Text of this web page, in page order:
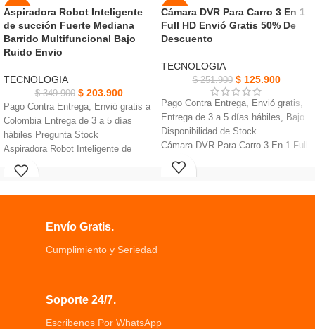
unisex
El producto sirve como reloj con
diferentes tonos de alarma para
elegir, función de altavoz
luces coloridas, añadiendo calidez y
encanto.
Material: ABS + componentes
electrónicos, plástico ABS
ecológico, sin olor, resistente,
Para encender la Lampara: mantén
pulsada la tecla (#) para encender la
lámpara de escritorio.
-42%
AGOT
ADO
Aspiradora Robot Inteligente
de succión Fuerte Mediana
Barrido Multifuncional Bajo
Ruido Envio
TECNOLOGIA
$349.900 $203.900
Pago Contra Entrega, Envió gratis a
Colombia Entrega de 3 a 5 días
hábiles Pregunta Stock
Aspiradora Robot Inteligente de
succión Fuerte Paño absorbente de
agua de algodón suave
tecnología negra
Expertos en limpieza inferior fuselaje
ultradelgado perfecto para limpiar el
limpieza esquina de limpieza
Inteligente para evitar la detección
-50%
NUEVO
Cámara DVR Para Carro 3 En 1
Full HD Envió Gratis 50% De
Descuento
TECNOLOGIA
$251.900 $125.900
Pago Contra Entrega, Envió gratis,
Entrega de 3 a 5 días hábiles, Bajo
Disponibilidad de Stock.
Cámara DVR Para Carro 3 En 1 Full
HD, Micrófono incorporado, Formato
de grabación AVI.
Envío Gratis.
Cumplimiento y Seriedad
Soporte 24/7.
Escribenos Por WhatsApp